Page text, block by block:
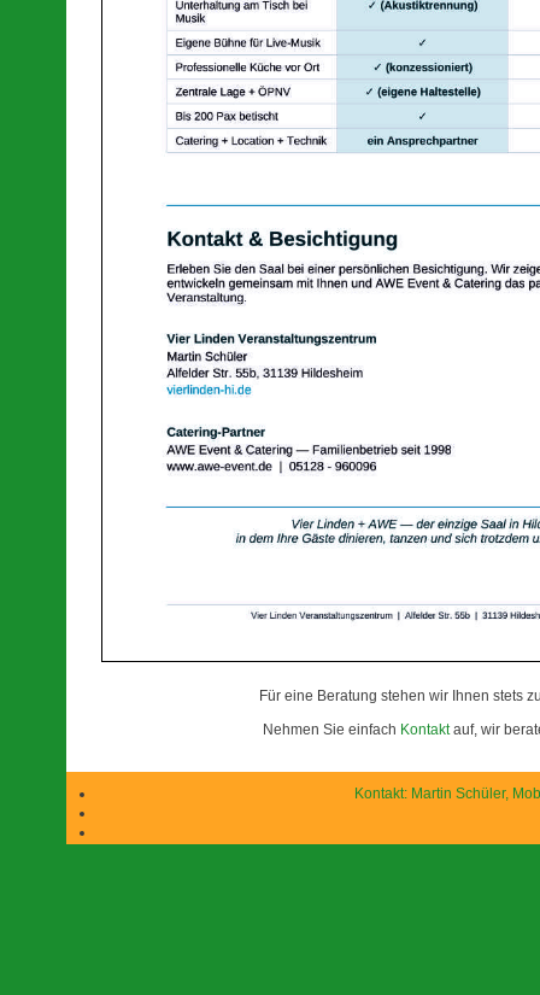
Für eine Beratung stehen wir Ihnen stets
Nehmen Sie einfach Kontaktauf, wir
Kontakt: Martin Schüler,